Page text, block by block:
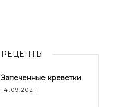
РЕЦЕПТЫ
Запеченные креветки
14.09.2021